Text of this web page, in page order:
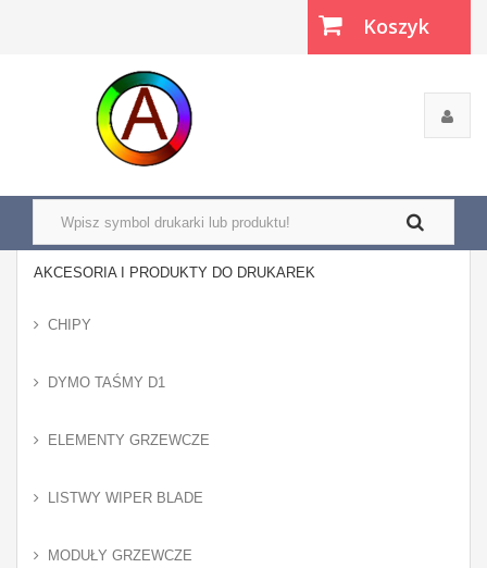
Koszyk
AKCESORIA I PRODUKTY DO DRUKAREK
CHIPY
DYMO TAŚMY D1
ELEMENTY GRZEWCZE
LISTWY WIPER BLADE
MODUŁY GRZEWCZE